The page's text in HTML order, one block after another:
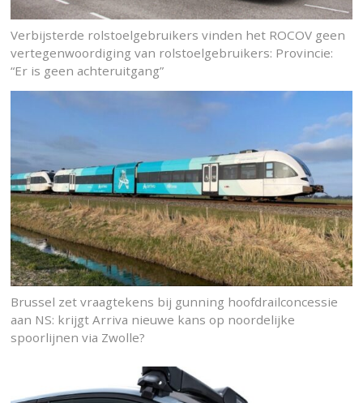
Verbijsterde rolstoelgebruikers vinden het ROCOV geen
vertegenwoordiging van rolstoelgebruikers: Provincie:
“Er is geen achteruitgang”
Brussel zet vraagtekens bij gunning hoofdrailconcessie
aan NS: krijgt Arriva nieuwe kans op noordelijke
spoorlijnen via Zwolle?